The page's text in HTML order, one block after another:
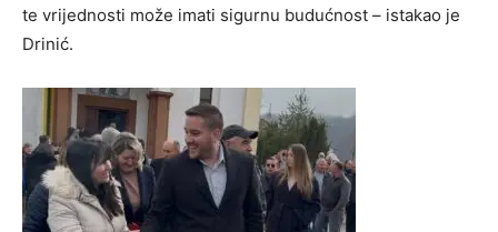
te vrijednosti može imati sigurnu budućnost – istakao je
Drinić.